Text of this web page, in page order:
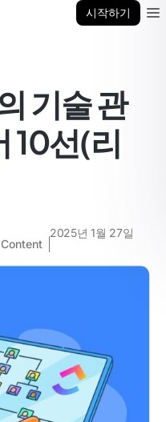
시작하기
기술 관
10선(리
2025년 1월 27일